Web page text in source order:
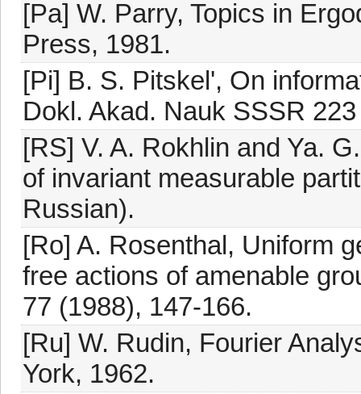
[Pa] W. Parry, Topics in
Press, 1981.
[Pi] B. S. Pitskel', On
Dokl. Akad. Nauk SSSR
[RS] V. A. Rokhlin and Ya.
of invariant measurable
Russian).
[Ro] A. Rosenthal, Uniform
free actions of amenable
77 (1988), 147-166.
[Ru] W. Rudin, Fourier
York, 1962.